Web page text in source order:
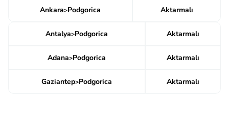
Ankara>Podgorica Aktarmalı
Antalya>Podgorica Aktarmalı
Adana>Podgorica Aktarmalı
Gaziantep>Podgorica Aktarmalı